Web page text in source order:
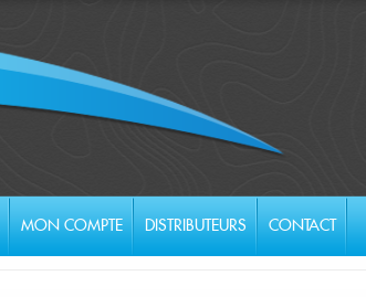
MON COMPTE DISTRIBUTEURS CONTACT